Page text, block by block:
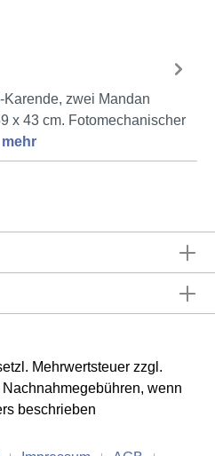
zwei Mandan
x 43 cm. Fotomechanischer
mehr
Mehrwertsteuer zzgl.
Nachnahmegebühren, wenn
beschrieben